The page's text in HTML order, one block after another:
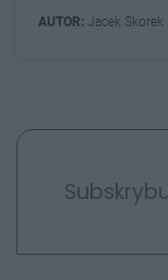
AUTOR: Jacek Skorek